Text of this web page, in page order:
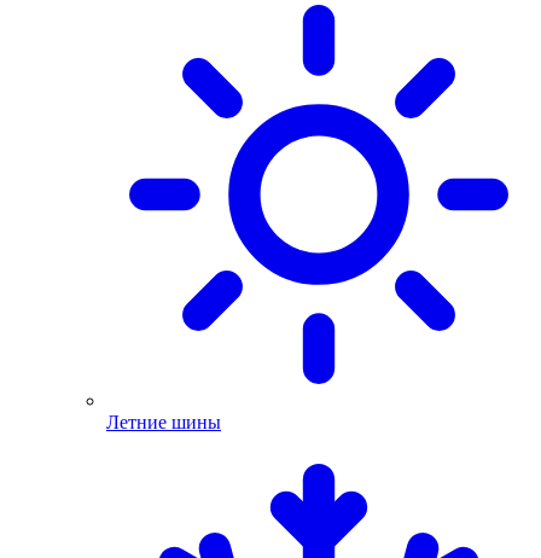
Летние шины